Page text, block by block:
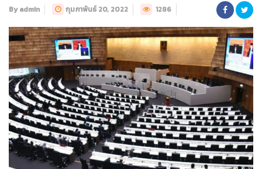
By admin กุมภาพันธ์ 20, 2022 1286